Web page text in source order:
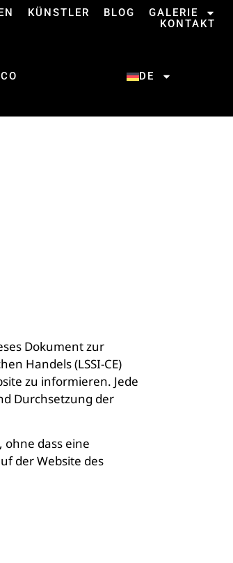
KÜNSTLER BLOG
GALERIE
KONTAKT
DE
Dokument zur
Handels (LSSI-CE)
zu informieren. Jede
Durchsetzung der
dass eine
der Website des